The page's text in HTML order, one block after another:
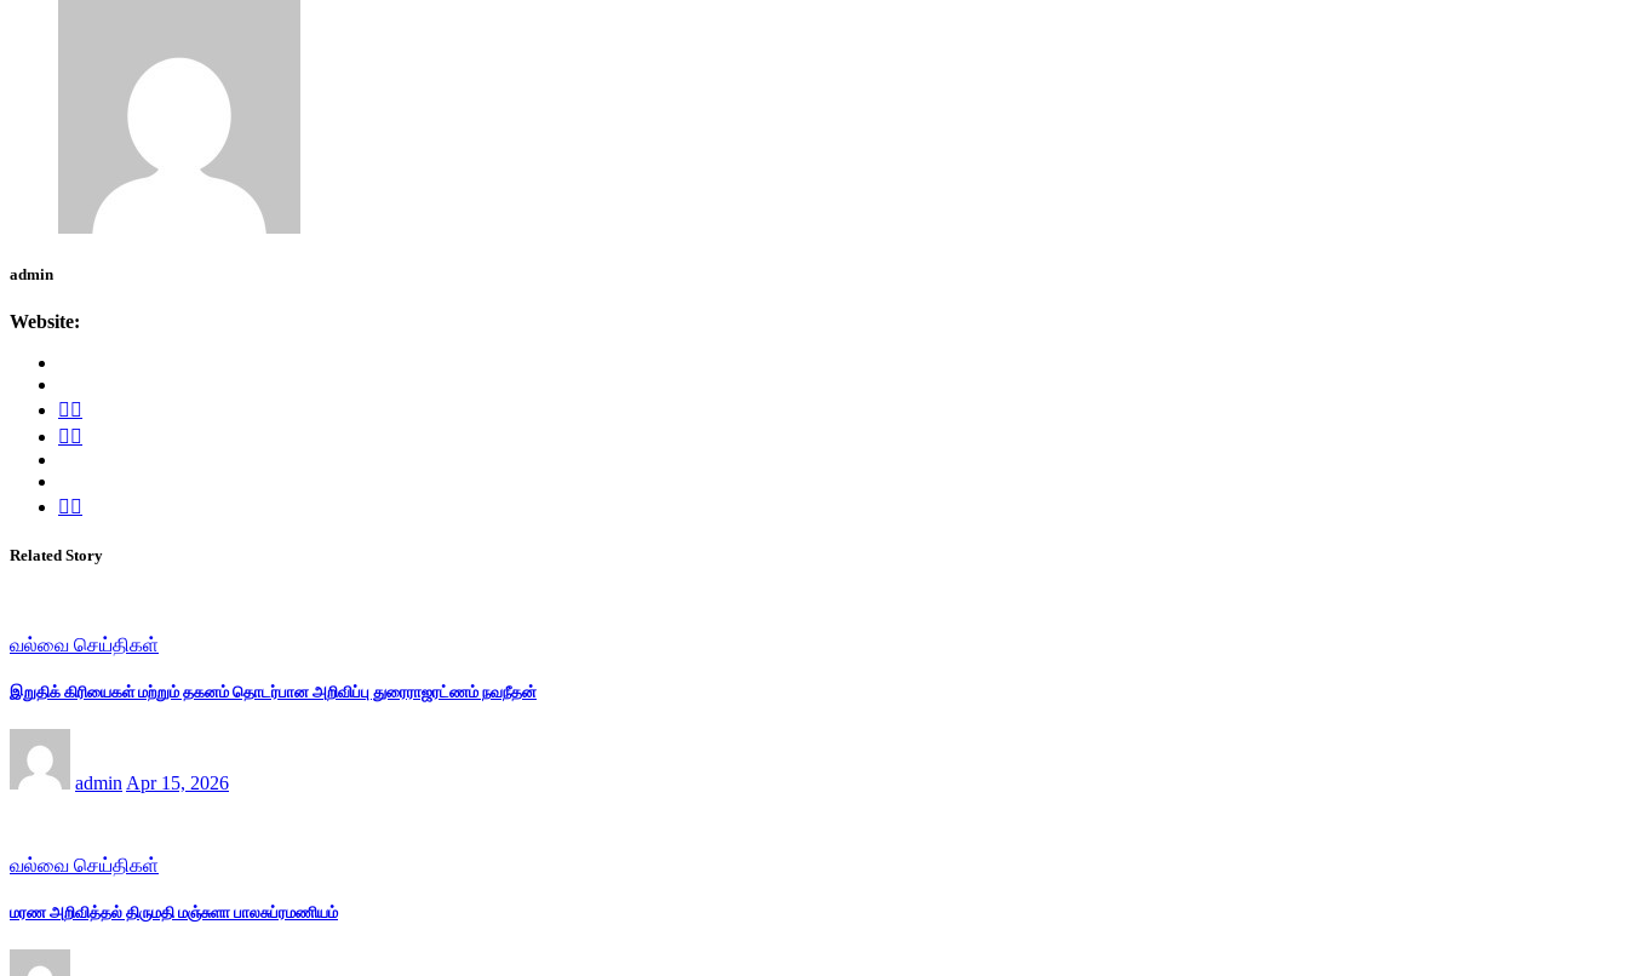
admin
Website:
Related Story
வல்வை செய்திகள்
இறுதிக் கிரியைகள் மற்றும் தகனம் தொடர்பான அறிவிப்பு துரைராஜரட்ணம் நவநீதன்
admin Apr 15, 2026
வல்வை செய்திகள்
மரண அறிவித்தல் திருமதி மஞ்சுளா பாலசுப்ரமணியம்